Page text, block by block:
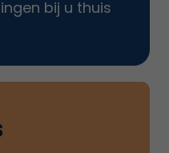
bij u thuis